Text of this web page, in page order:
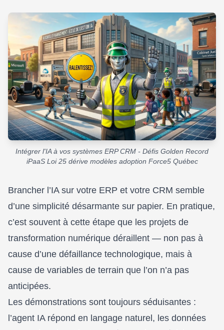
Intégrer l'IA à vos systèmes ERP CRM - Défis Golden Record
iPaaS Loi 25 dérive modèles adoption Force5 Québec
Brancher l’IA sur votre ERP et votre CRM semble
d’une simplicité désarmante sur papier. En pratique,
c’est souvent à cette étape que les projets de
transformation numérique déraillent — non pas à
cause d’une défaillance technologique, mais à
cause de variables de terrain que l’on n’a pas
anticipées.
Les démonstrations sont toujours séduisantes :
l’agent IA répond en langage naturel, les données